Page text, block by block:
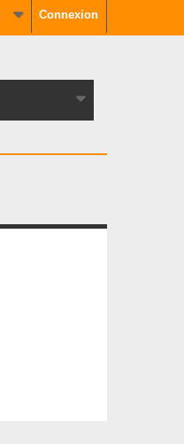
Connexion